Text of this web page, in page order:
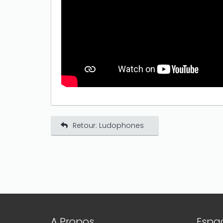
Retour: Ludophones